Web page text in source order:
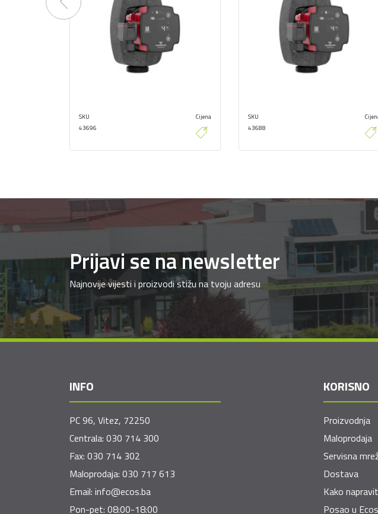
SKU
43696
Cijena
SKU
43688
Previous
Prijavi se na newsletter
Najnovije vijesti i proizvodi stižu na tvoju adresu
INFO
PC 96, Vitez, 72250
Centrala: 030 714 300
Fax: 030 714 302
Maloprodaja: 030 717 613
Email: info@ecos.ba
Pon-pet: 08:00-18:00
KORISNO
Proizvodnja
Maloprodaja
Servisna
Dostava
Kako
Posao u